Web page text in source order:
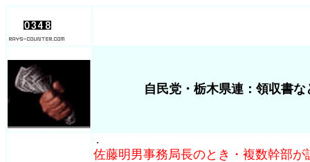
自民党・栃木県連：領収書
.
佐藤明男事務局長のとき・複数幹部